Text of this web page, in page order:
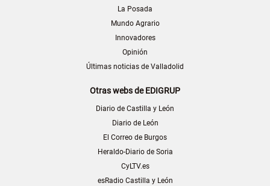
La Posada
Mundo Agrario
Innovadores
Opinión
Últimas noticias de Valladolid
Otras webs de EDIGRUP
Diario de Castilla y León
Diario de León
El Correo de Burgos
Heraldo-Diario de Soria
CyLTV.es
esRadio Castilla y León